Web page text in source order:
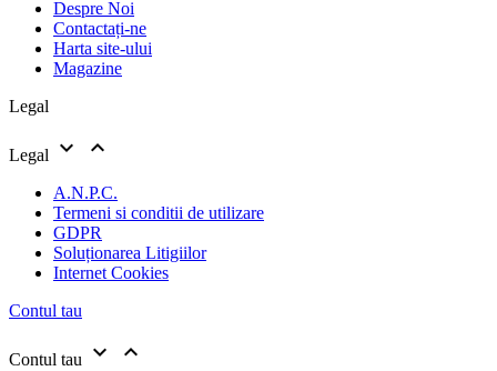
Despre Noi
Contactați-ne
Harta site-ului
Magazine
Legal
Legal  
A.N.P.C.
Termeni si conditii de utilizare
GDPR
Soluționarea Litigiilor
Internet Cookies
Contul tau
Contul tau  